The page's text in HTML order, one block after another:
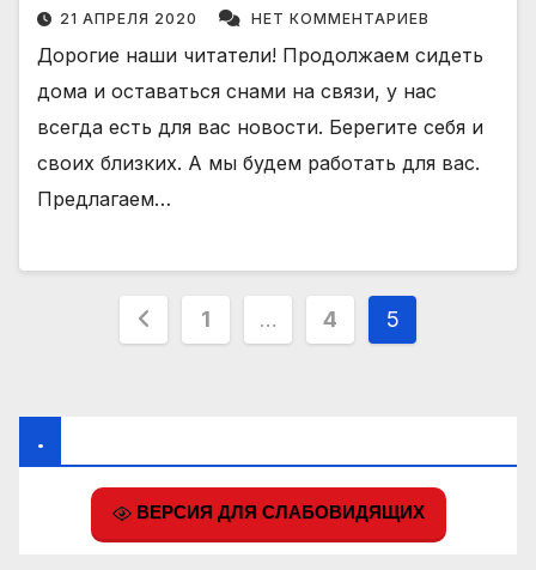
21 АПРЕЛЯ 2020 НЕТ КОММЕНТАРИЕВ
Дорогие наши читатели! Продолжаем сидеть
дома и оставаться снами на связи, у нас
всегда есть для вас новости. Берегите себя и
своих близких. А мы будем работать для вас.
Предлагаем…
Пагинация
1 … 4 5
.
ВЕРСИЯ ДЛЯ СЛАБОВИДЯЩИХ